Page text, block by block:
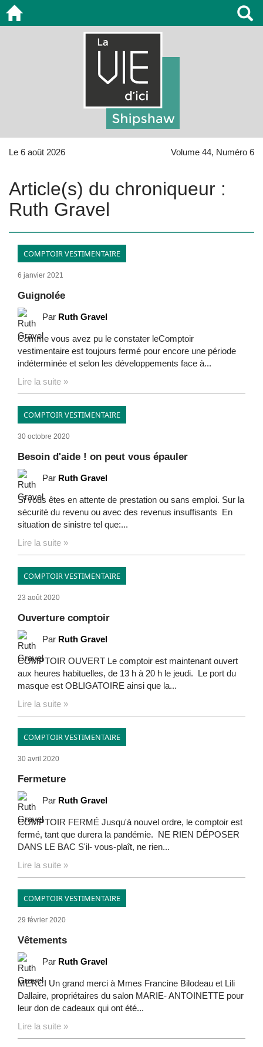
Le 6 août 2026 Volume 44, Numéro 6
Article(s) du chroniqueur :
Ruth Gravel
COMPTOIR VESTIMENTAIRE
6 janvier 2021
Guignolée
Par Ruth Gravel
Comme vous avez pu le constater leComptoir
vestimentaire est toujours fermé pour encore une période
indéterminée et selon les développements face à...
Lire la suite »
COMPTOIR VESTIMENTAIRE
30 octobre 2020
Besoin d'aide ! on peut vous épauler
Par Ruth Gravel
Si vous êtes en attente de prestation ou sans emploi. Sur la
sécurité du revenu ou avec des revenus insuffisants En
situation de sinistre tel que:...
Lire la suite »
COMPTOIR VESTIMENTAIRE
23 août 2020
Ouverture comptoir
Par Ruth Gravel
COMPTOIR OUVERT Le comptoir est maintenant ouvert
aux heures habituelles, de 13 h à 20 h le jeudi. Le port du
masque est OBLIGATOIRE ainsi que la...
Lire la suite »
COMPTOIR VESTIMENTAIRE
30 avril 2020
Fermeture
Par Ruth Gravel
COMPTOIR FERMÉ Jusqu'à nouvel ordre, le comptoir est
fermé, tant que durera la pandémie. NE RIEN DÉPOSER
DANS LE BAC S'il- vous-plaît, ne rien...
Lire la suite »
COMPTOIR VESTIMENTAIRE
29 février 2020
Vêtements
Par Ruth Gravel
MERCI Un grand merci à Mmes Francine Bilodeau et Lili
Dallaire, propriétaires du salon MARIE- ANTOINETTE pour
leur don de cadeaux qui ont été...
Lire la suite »